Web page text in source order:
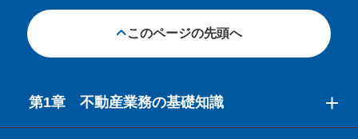
このページの先頭へ
第1章 不動産業務の基礎知識